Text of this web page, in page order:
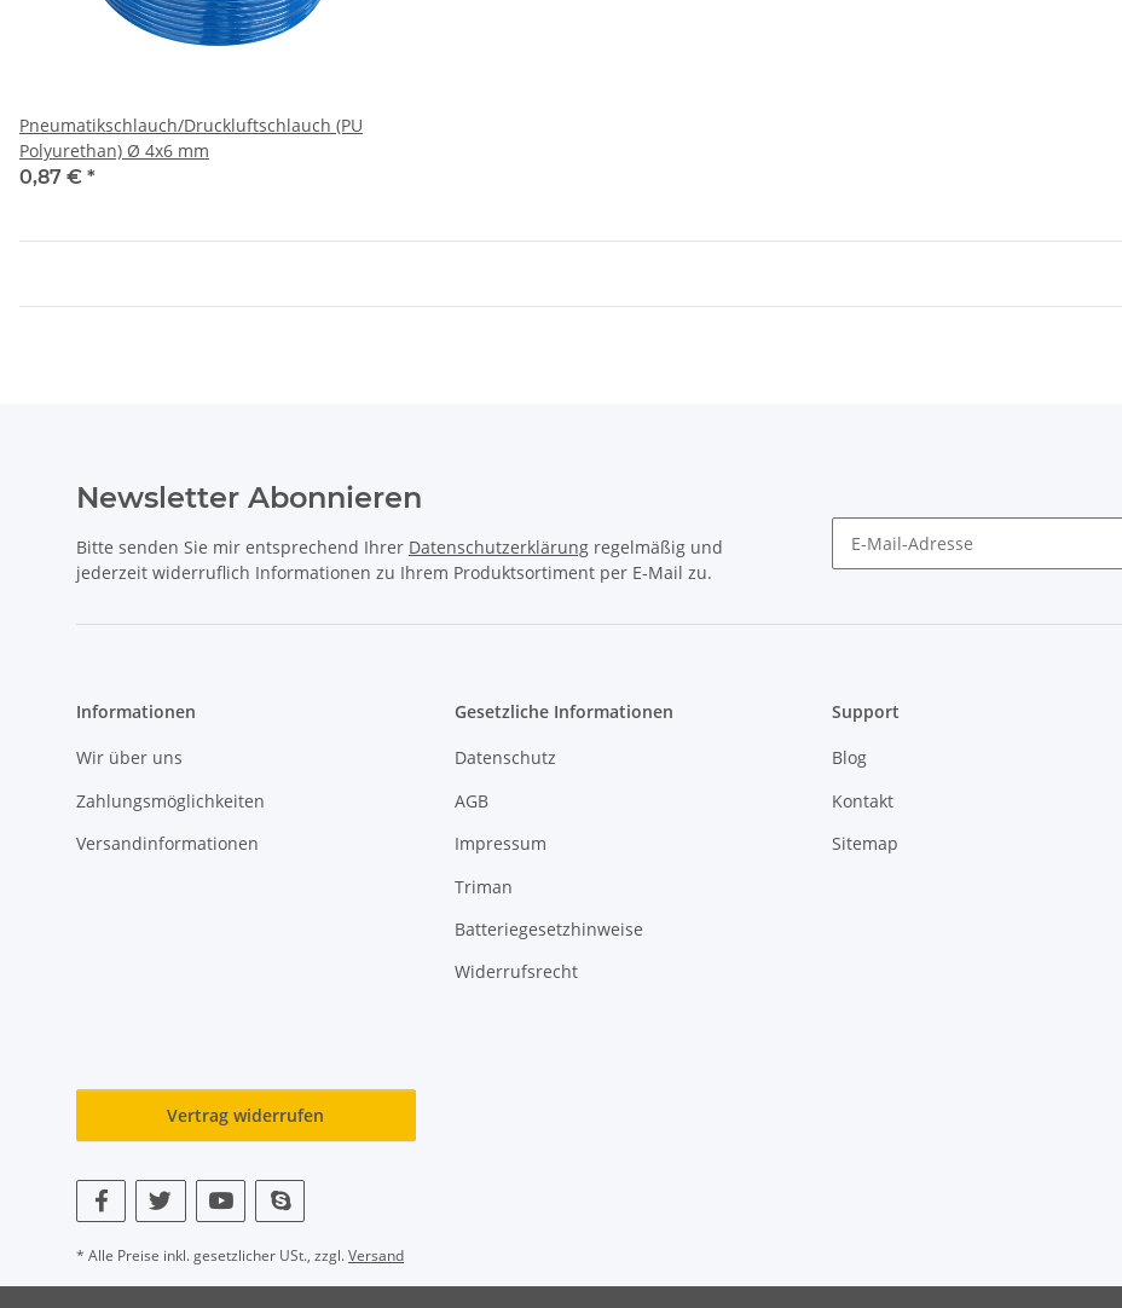
Pneumatikschlauch/Druckluftschlauch (PU
Polyurethan) Ø 4x6 mm
0,87 € *
Newsletter Abonnieren
Bitte senden Sie mir entsprechend Ihrer Datenschutzerklärung regelmäßig und
jederzeit widerruflich Informationen zu Ihrem Produktsortiment per E-Mail zu.
Informationen
Wir über uns
Zahlungsmöglichkeiten
Versandinformationen
Gesetzliche Informationen
Datenschutz
AGB
Impressum
Triman
Batteriegesetzhinweise
Widerrufsrecht
Support
Blog
Kontakt
Sitemap
Vertrag widerrufen
* Alle Preise inkl. gesetzlicher USt., zzgl.Versand